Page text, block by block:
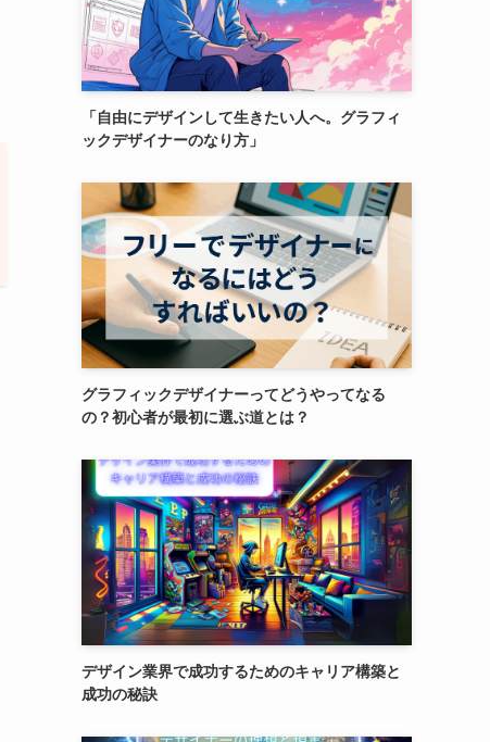
「自由にデザインして生きたい人へ。グラフィ
ックデザイナーのなり方」
グラフィックデザイナーってどうやってなる
の？初心者が最初に選ぶ道とは？
デザイン業界で成功するためのキャリア構築と
成功の秘訣